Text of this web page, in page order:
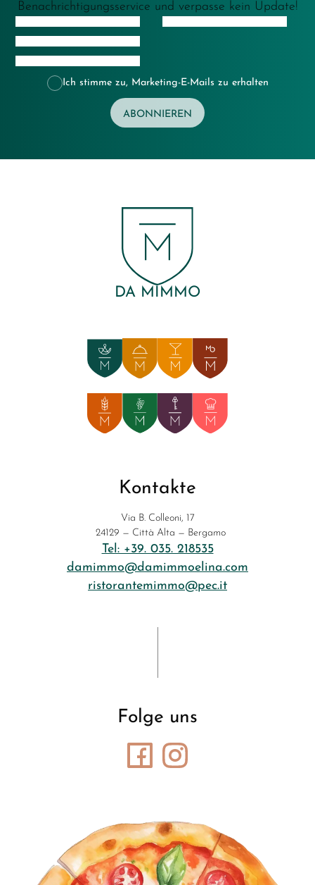
Benachrichtigungsservice und verpasse kein Update!
Ich stimme zu, Marketing-E-Mails zu erhalten
ABONNIEREN
DA MIMMO
Kontakte
Via B. Colleoni, 17
24129 — Città Alta — Bergamo
Tel: +39. 035. 218535
damimmo@damimmoelina.com
ristorantemimmo@pec.it
Folge uns